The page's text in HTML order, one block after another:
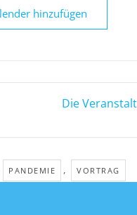
hinzufügen
Die
PANDEMIE , VORTRAG